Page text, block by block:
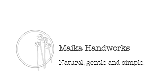
Maika Handworks
Natural, gentle and simple.